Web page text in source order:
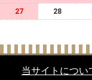
27
28
当サイトについ